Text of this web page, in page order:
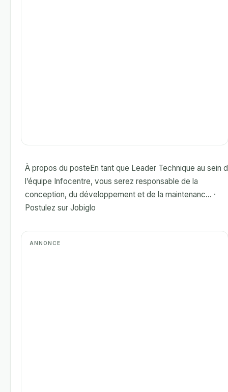
À propos du posteEn tant que Leader Technique au sein
l’équipe Infocentre, vous serez responsable de la
conception, du développement et de la maintenanc... ·
Postulez sur Jobiglo